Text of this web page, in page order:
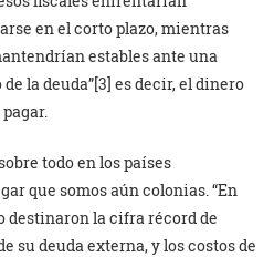
en el corto plazo, mientras
estables ante una
la deuda”[3] es decir, el dinero
todo en los países
que somos aún colonias. “En
destinaron la cifra récord de
su deuda externa, y los costos de